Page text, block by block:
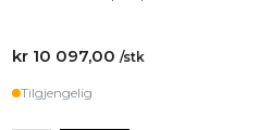
kr 10 097,00 /stk
Tilgjengelig